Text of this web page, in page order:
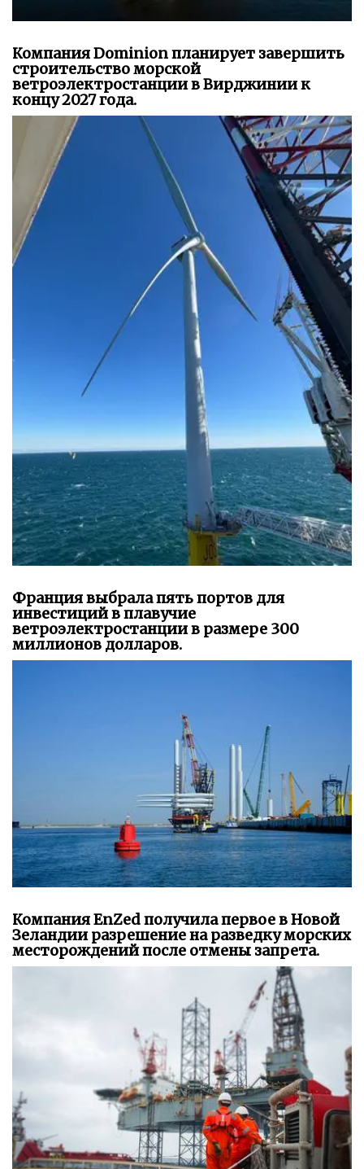
Компания Dominion планирует завершить
строительство морской
ветроэлектростанции в Вирджинии к
концу 2027 года.
Франция выбрала пять портов для
инвестиций в плавучие
ветроэлектростанции в размере 300
миллионов долларов.
Компания EnZed получила первое в Новой
Зеландии разрешение на разведку морских
месторождений после отмены запрета.